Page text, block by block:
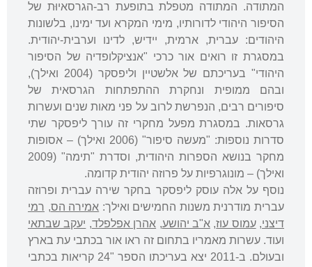
המתודה. המתודה מטפלת בתופעת רב-הגרסאיוּת של
הסיפור היהודי לדורותיו, מימי המקרא ועד ימינו, בלשונות
היהודים: עברית, ארמית, יידיש, לדינו וערבית-יהודית.
במסגרת זו רואים אור כרכי "אנציקלופדיה של הסיפור
היהודי" בעריכתם של אלשטיין וליפסקר (2004 ואילך),
ובהם ממופית ונחקרת ההתפתחות הגרסאית של
סיפורים רבים, הנפרשת לרוב על פני מאות שנים ועשרות
גרסאות. במסגרת מפעל מחקרי זה עורך ליפסקר שתי
סדרות נוספות: "מעשה סיפור" (2006 ואילך) – אסופות
מחקר בנושא הספרות היהודית, וסדרת "תימה" (2009
ואילך) – מונוגרפיות על פרוזה יהודית קדומה.
נוסף על אלה עוסק ליפסקר בחקר שירה עברית ופרוזה
עברית מודרנית משנות החמישים ואילך: אמירה הס, רמי
דיצני,עמוס עוז,א"ב יהושע, אהרן אפלפלד, יעקב שבתאי
ועוד. עשרות מאמריו בתחום זה ראו אור בכתבי עת בארץ
ובעולם. ב-2011 יצא בעריכתו הספר "24 קריאות בכתבי